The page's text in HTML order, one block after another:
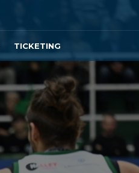
TICKETING